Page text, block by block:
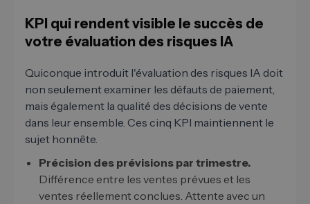
KPI qui rendent visible le succès de
votre évaluation des risques IA
Quiconque introduit l'évaluation des risques IA doit
non seulement examiner les défauts de paiement,
mais également la qualité des décisions de vente
dans leur ensemble. Ces cinq KPI maintiennent le
sujet honnête.
Précision des prévisions par trimestre.
Différence entre les ventes prévues et les
ventes réellement conclues. Attente avec un